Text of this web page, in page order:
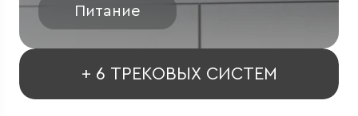
Питание
+ 6 ТРЕКОВЫХ СИСТЕМ